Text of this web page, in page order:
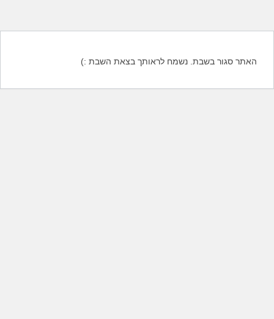
האתר סגור בשבת. נשמח לראותך בצאת השבת :)